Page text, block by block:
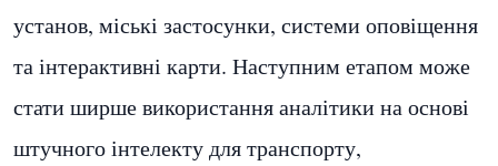
установ, міські застосунки, системи оповіщення
та інтерактивні карти. Наступним етапом може
стати ширше використання аналітики на основі
штучного інтелекту для транспорту,